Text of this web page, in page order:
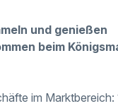
und genießen
beim
im Marktbereich: